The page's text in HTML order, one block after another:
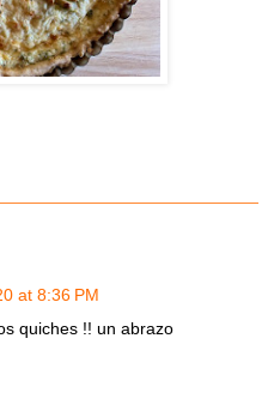
at 8:36 PM
quiches !! un abrazo